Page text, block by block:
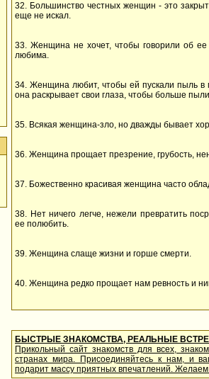
32. Большинство честных женщин - это
еще не искал.
33. Женщина не хочет, чтобы говорили об
любима.
34. Женщина любит, чтобы ей пускали пыль в
она раскрывает свои глаза, чтобы больше
35. Всякая женщина-зло, но дважды бывает
36. Женщина прощает презрение, грубость,
37. Божественно красивая женщина часто
38. Нет ничего легче, нежели превратить
ее полюбить.
39. Женщина слаще жизни и горше смерти.
40. Женщина редко прощает нам ревность и
БЫСТРЫЕ ЗНАКОМСТВА, РЕАЛЬНЫЕ
Прикольный сайт знакомств для всех,
странах мира. Присоединяйтесь к нам, и
подарит массу приятных впечатлений. Желаем